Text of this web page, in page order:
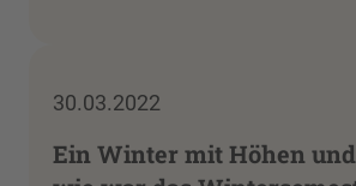
30.03.2022
Ein Winter mit Höhen